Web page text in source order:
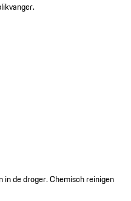
in de droger. Chemisch reinigen